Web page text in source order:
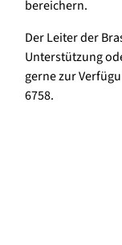
bereichern.
Der Leiter der
Unterstützung
gerne zur
6758.